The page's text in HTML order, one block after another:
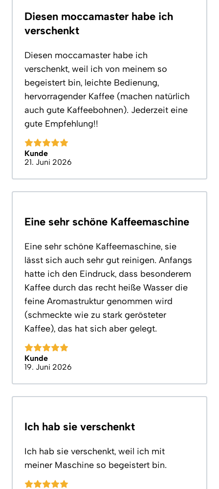
Diesen moccamaster habe ich
verschenkt
Diesen moccamaster habe ich
verschenkt, weil ich von meinem so
begeistert bin, leichte Bedienung,
hervorragender Kaffee (machen natürlich
auch gute Kaffeebohnen). Jederzeit eine
gute Empfehlung!!
Kunde
21. Juni 2026
Eine sehr schöne Kaffeemaschine
Eine sehr schöne Kaffeemaschine, sie
lässt sich auch sehr gut reinigen. Anfangs
hatte ich den Eindruck, dass besonderem
Kaffee durch das recht heiße Wasser die
feine Aromastruktur genommen wird
(schmeckte wie zu stark gerösteter
Kaffee), das hat sich aber gelegt.
Kunde
19. Juni 2026
Ich hab sie verschenkt
Ich hab sie verschenkt, weil ich mit
meiner Maschine so begeistert bin.